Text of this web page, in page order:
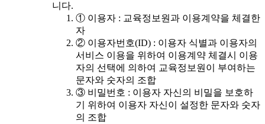
니다.
① 이용자 : 교육정보원과 이용계약을 체결한
자
② 이용자번호(ID) : 이용자 식별과 이용자의
서비스 이용을 위하여 이용계약 체결시 이용
자의 선택에 의하여 교육정보원이 부여하는
문자와 숫자의 조합
③ 비밀번호 : 이용자 자신의 비밀을 보호하
기 위하여 이용자 자신이 설정한 문자와 숫자
의 조합